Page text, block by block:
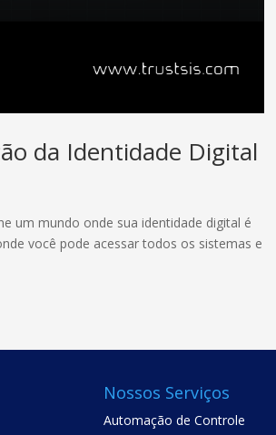
da Identidade Digital
um mundo onde sua identidade digital é
você pode acessar todos os sistemas e
Nossos Serviços
Automação de Controle